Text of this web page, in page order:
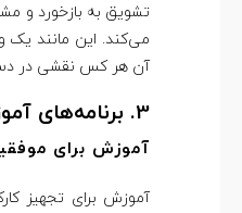
تشویق به بازخورد و
می‌کند. این مانند
آن هر کس نقشی در
3. برنامه‌های آموزشی جامع
آموزش برای
آموزش برای تجهیز